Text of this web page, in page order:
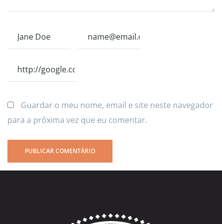
Guardar o meu nome, email e site neste navegador
para a próxima vez que eu comentar.